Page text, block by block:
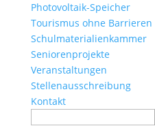
Photovoltaik-Speicher
Tourismus ohne Barrieren
Schulmaterialienkammer
Seniorenprojekte
Veranstaltungen
Stellenausschreibung
Kontakt